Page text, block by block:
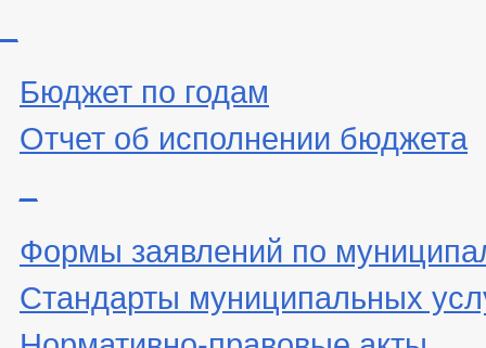
Бюджет по годам
Отчет об исполнении бюджета
Формы заявлений по
Стандарты муниципальных